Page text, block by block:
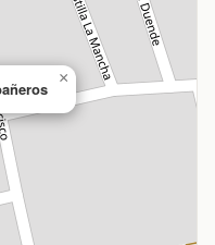
×